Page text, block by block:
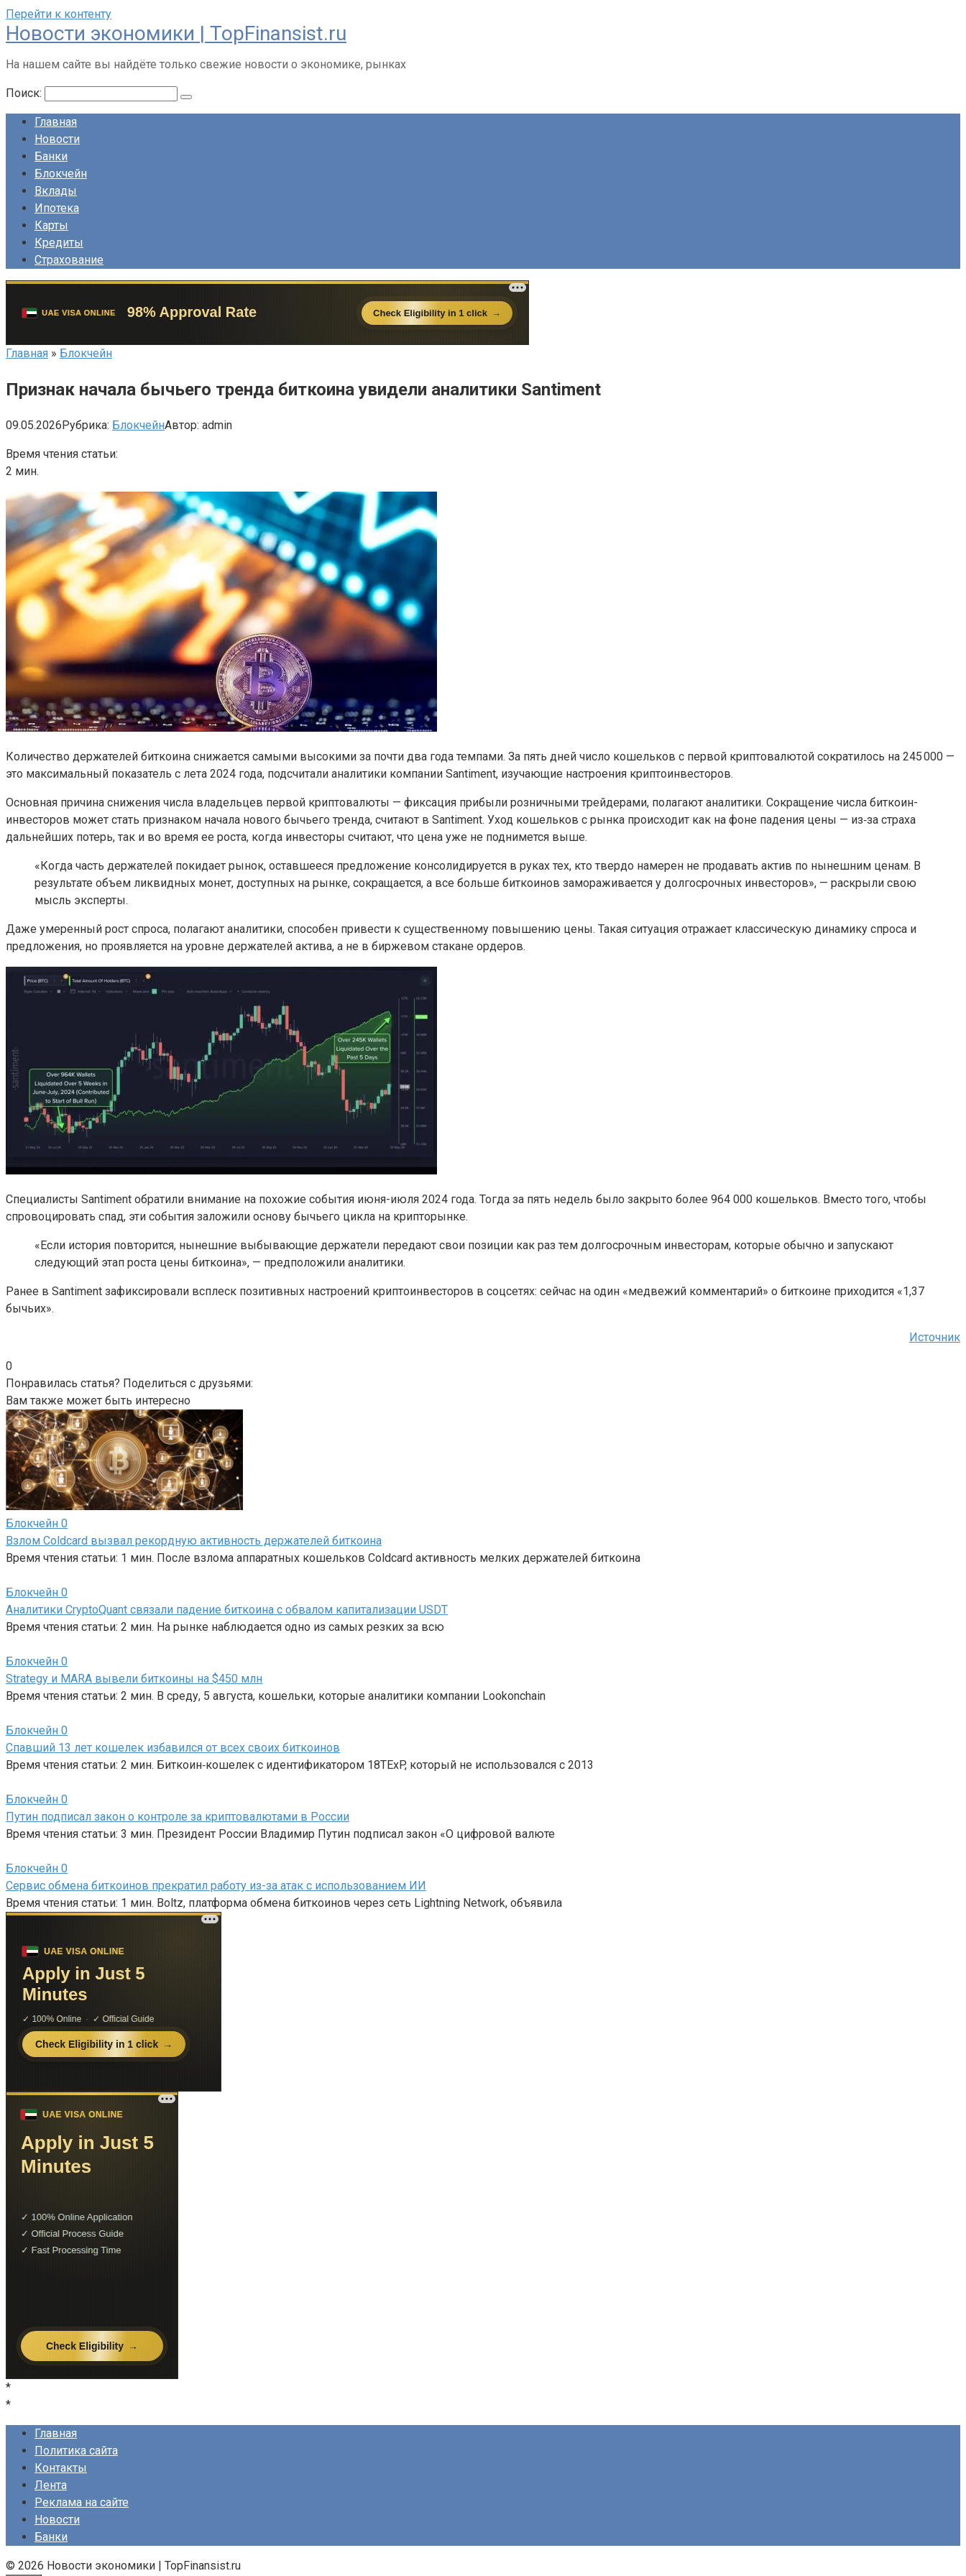
Перейти к контенту
Новости экономики | TopFinansist.ru
На нашем сайте вы найдёте только свежие новости о экономике, рынках
Поиск:
Главная
Новости
Банки
Блокчейн
Вклады
Ипотека
Карты
Кредиты
Страхование
Главная » Блокчейн
Признак начала бычьего тренда биткоина увидели аналитики Santiment
09.05.2026Рубрика: БлокчейнАвтор: admin
Время чтения статьи:
2 мин.
Количество держателей биткоина снижается самыми высокими за почти два года темпами. За пять дней число кошельков с первой криптовалютой сократилось на 245 000 —
это максимальный показатель с лета 2024 года, подсчитали аналитики компании Santiment, изучающие настроения криптоинвесторов.
Основная причина снижения числа владельцев первой криптовалюты — фиксация прибыли розничными трейдерами, полагают аналитики. Сокращение числа биткоин-
инвесторов может стать признаком начала нового бычьего тренда, считают в Santiment. Уход кошельков с рынка происходит как на фоне падения цены — из‑за страха
дальнейших потерь, так и во время ее роста, когда инвесторы считают, что цена уже не поднимется выше.
«Когда часть держателей покидает рынок, оставшееся предложение консолидируется в руках тех, кто твердо намерен не продавать актив по нынешним ценам. В
результате объем ликвидных монет, доступных на рынке, сокращается, а все больше биткоинов замораживается у долгосрочных инвесторов», — раскрыли свою
мысль эксперты.
Даже умеренный рост спроса, полагают аналитики, способен привести к существенному повышению цены. Такая ситуация отражает классическую динамику спроса и
предложения, но проявляется на уровне держателей актива, а не в биржевом стакане ордеров.
Специалисты Santiment обратили внимание на похожие события июня-июля 2024 года. Тогда за пять недель было закрыто более 964 000 кошельков. Вместо того, чтобы
спровоцировать спад, эти события заложили основу бычьего цикла на крипторынке.
«Если история повторится, нынешние выбывающие держатели передают свои позиции как раз тем долгосрочным инвесторам, которые обычно и запускают
следующий этап роста цены биткоина», — предположили аналитики.
Ранее в Santiment зафиксировали всплеск позитивных настроений криптоинвесторов в соцсетях: сейчас на один «медвежий комментарий» о биткоине приходится «1,37
бычьих».
Источник
0
Понравилась статья? Поделиться с друзьями:
Вам также может быть интересно
Блокчейн 0
Взлом Coldcard вызвал рекордную активность держателей биткоина
Время чтения статьи: 1 мин. После взлома аппаратных кошельков Coldcard активность мелких держателей биткоина
Блокчейн 0
Аналитики CryptoQuant связали падение биткоина с обвалом капитализации USDT
Время чтения статьи: 2 мин. На рынке наблюдается одно из самых резких за всю
Блокчейн 0
Strategy и MARA вывели биткоины на $450 млн
Время чтения статьи: 2 мин. В среду, 5 августа, кошельки, которые аналитики компании Lookonchain
Блокчейн 0
Спавший 13 лет кошелек избавился от всех своих биткоинов
Время чтения статьи: 2 мин. Биткоин‑кошелек с идентификатором 18TExP, который не использовался с 2013
Блокчейн 0
Путин подписал закон о контроле за криптовалютами в России
Время чтения статьи: 3 мин. Президент России Владимир Путин подписал закон «О цифровой валюте
Блокчейн 0
Сервис обмена биткоинов прекратил работу из-за атак с использованием ИИ
Время чтения статьи: 1 мин. Boltz, платформа обмена биткоинов через сеть Lightning Network, объявила
*
*
Главная
Политика сайта
Контакты
Лента
Реклама на сайте
Новости
Банки
© 2026 Новости экономики | TopFinansist.ru